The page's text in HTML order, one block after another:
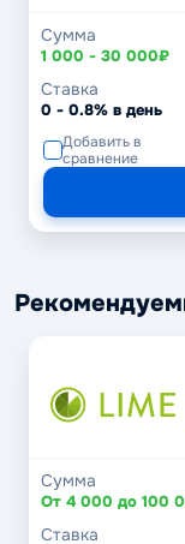
Сумма
1 000 - 30 000₽
Ставка
0 - 0.8% в день
Добавить в
сравнение
Сумма
От 4 000 до 100
Ставка